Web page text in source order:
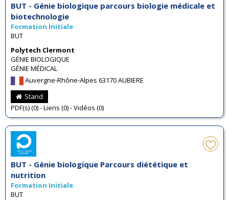
BUT - Génie biologique parcours biologie médicale et
biotechnologie
Formation Initiale
BUT
Polytech Clermont
GÉNIE BIOLOGIQUE
GÉNIE MÉDICAL
Auvergne-Rhône-Alpes 63170 AUBIERE
Stand
PDF(s) (0) - Liens (0) - Vidéos (0)
BUT - Génie biologique Parcours diététique et
nutrition
Formation Initiale
BUT